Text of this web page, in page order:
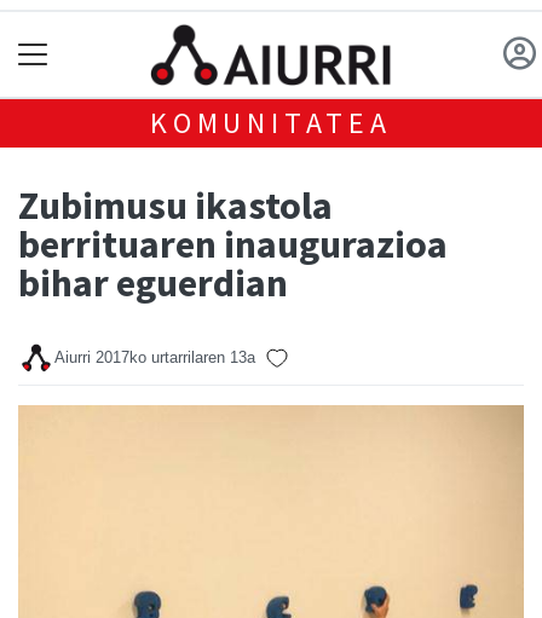
KOMUNITATEA
Zubimusu ikastola
berrituaren inaugurazioa
bihar eguerdian
Aiurri 2017ko urtarrilaren 13a